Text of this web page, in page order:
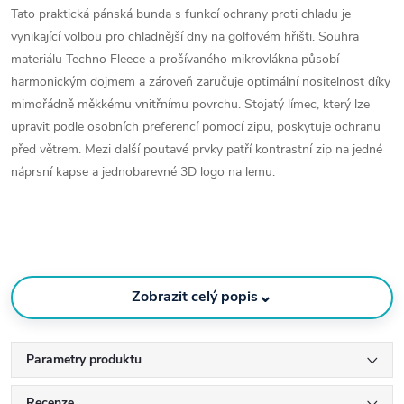
Tato praktická pánská bunda s funkcí ochrany proti chladu je
vynikající volbou pro chladnější dny na golfovém hřišti. Souhra
materiálu Techno Fleece a prošívaného mikrovlákna působí
harmonickým dojmem a zároveň zaručuje optimální nositelnost díky
mimořádně měkkému vnitřnímu povrchu. Stojatý límec, který lze
upravit podle osobních preferencí pomocí zipu, poskytuje ochranu
před větrem. Mezi další poutavé prvky patří kontrastní zip na jedné
náprsní kapse a jednobarevné 3D logo na lemu.
: 100 % polyester – zajišťuje lehkost, odolnost proti
Hybridní konstrukce
: Kombinace tepelně izolačních zón a
elastických panelů pro maximální pohyblivost a komfort
během hry.
Zobrazit celý popis⌄
Parametry produktu